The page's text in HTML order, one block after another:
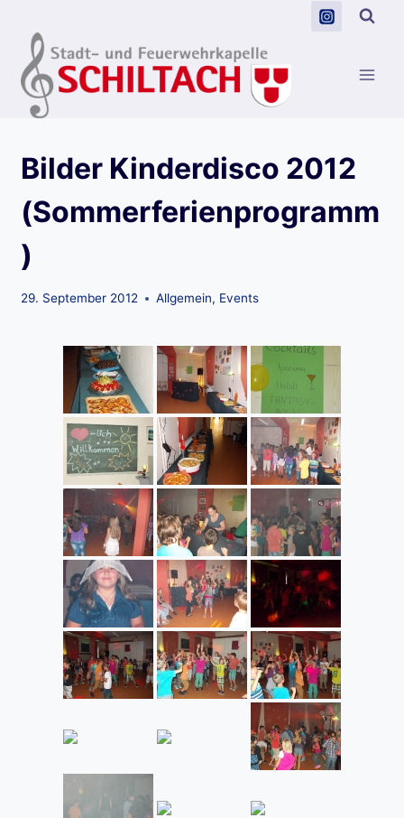
Inhalt
springen
Bilder Kinderdisco 2012
(Sommerferienprogramm
)
29. September 2012 Allgemein, Events